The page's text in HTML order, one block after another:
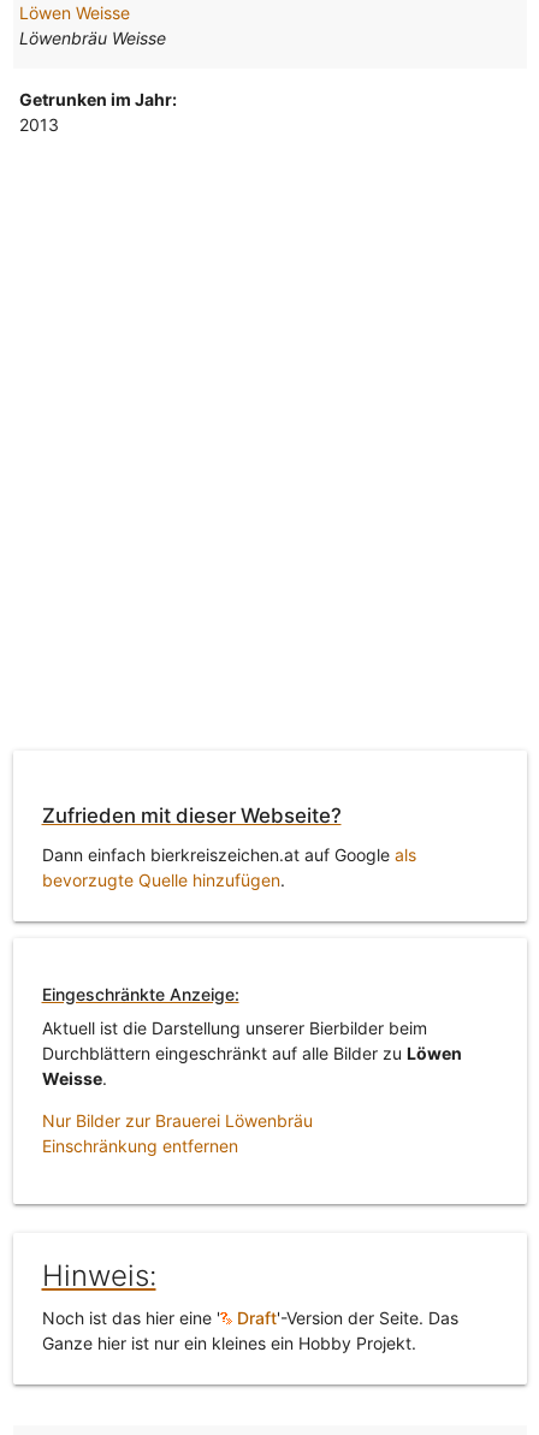
Löwen Weisse
Löwenbräu Weisse
Getrunken im Jahr:
2013
Zufrieden mit dieser Webseite?
Dann einfach bierkreiszeichen.at auf Google als
bevorzugte Quelle hinzufügen.
Eingeschränkte Anzeige:
Aktuell ist die Darstellung unserer Bierbilder beim
Durchblättern eingeschränkt auf alle Bilder zu Löwen
Weisse.
Nur Bilder zur Brauerei Löwenbräu
Einschränkung entfernen
Hinweis:
Noch ist das hier eine ' Draft'-Version der Seite. Das
Ganze hier ist nur ein kleines ein Hobby Projekt.